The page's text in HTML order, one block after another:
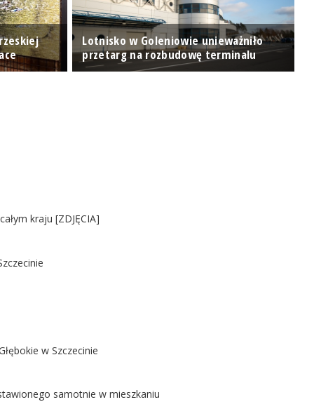
Lotnisko w Goleniowie unieważniło
przetarg na rozbudowę terminalu
kraju [ZDJĘCIA]
w Szczecinie
samotnie w mieszkaniu